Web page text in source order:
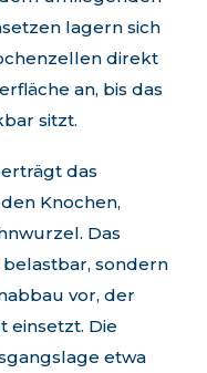
lagern sich
direkt
an, bis das
sitzt.
das
Knochen,
Das
sondern
vor, der
einsetzt. Die
etwa